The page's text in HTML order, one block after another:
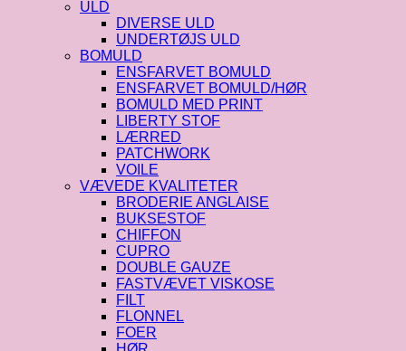
ULD
DIVERSE ULD
UNDERTØJS ULD
BOMULD
ENSFARVET BOMULD
ENSFARVET BOMULD/HØR
BOMULD MED PRINT
LIBERTY STOF
LÆRRED
PATCHWORK
VOILE
VÆVEDE KVALITETER
BRODERIE ANGLAISE
BUKSESTOF
CHIFFON
CUPRO
DOUBLE GAUZE
FASTVÆVET VISKOSE
FILT
FLONNEL
FOER